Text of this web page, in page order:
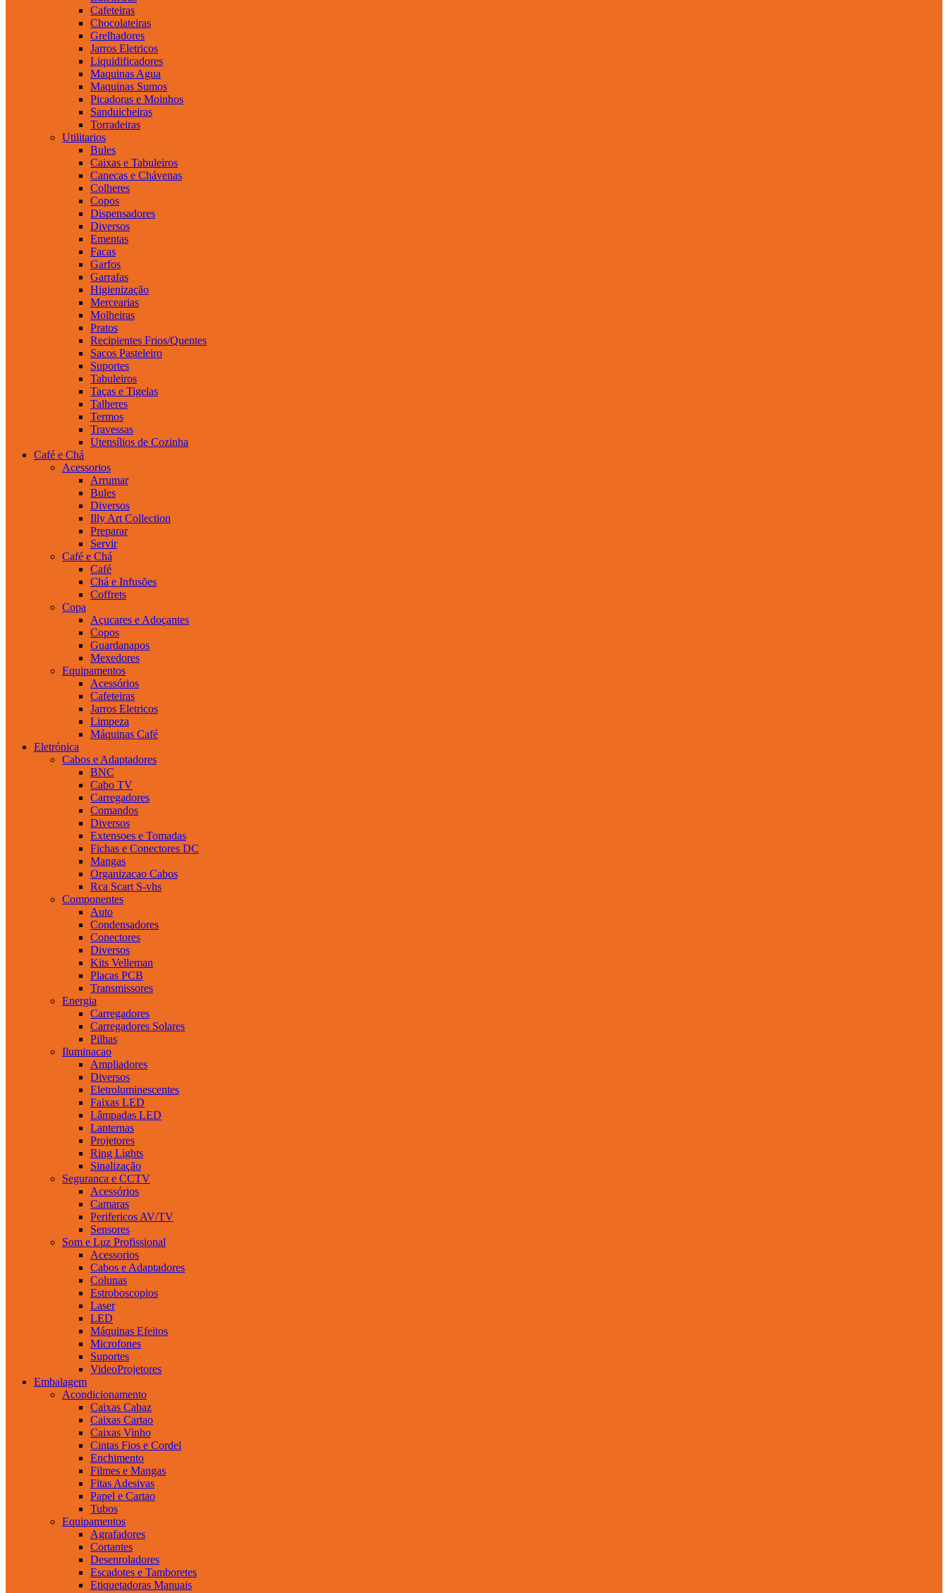
Cafeteiras
Chocolateiras
Grelhadores
Jarros Eletricos
Liquidificadores
Maquinas Agua
Maquinas Sumos
Picadoras e Moinhos
Sanduicheiras
Torradeiras
Utilitarios
Bules
Caixas e Tabuleiros
Canecas e Chávenas
Colheres
Copos
Dispensadores
Diversos
Ementas
Facas
Garfos
Garrafas
Higienização
Mercearias
Molheiras
Pratos
Recipientes Frios/Quentes
Sacos Pasteleiro
Suportes
Tabuleiros
Taças e Tigelas
Talheres
Termos
Travessas
Utensílios de Cozinha
Café e Chá
Acessorios
Arrumar
Bules
Diversos
Illy Art Collection
Preparar
Servir
Café e Chá
Café
Chá e Infusões
Coffrets
Copa
Açucares e Adoçantes
Copos
Guardanapos
Mexedores
Equipamentos
Acessórios
Cafeteiras
Jarros Eletricos
Limpeza
Máquinas Café
Eletrónica
Cabos e Adaptadores
BNC
Cabo TV
Carregadores
Comandos
Diversos
Extensoes e Tomadas
Fichas e Conectores DC
Mangas
Organizacao Cabos
Rca Scart S-vhs
Componentes
Auto
Condensadores
Conectores
Diversos
Kits Velleman
Placas PCB
Transmissores
Energia
Carregadores
Carregadores Solares
Pilhas
Iluminacao
Ampliadores
Diversos
Eletroluminescentes
Faixas LED
Lâmpadas LED
Lanternas
Projetores
Ring Lights
Sinalização
Seguranca e CCTV
Acessórios
Camaras
Perifericos AV/TV
Sensores
Som e Luz Profissional
Acessorios
Cabos e Adaptadores
Colunas
Estroboscopios
Laser
LED
Máquinas Efeitos
Microfones
Suportes
VideoProjetores
Embalagem
Acondicionamento
Caixas Cabaz
Caixas Cartao
Caixas Vinho
Cintas Fios e Cordel
Enchimento
Filmes e Mangas
Fitas Adesivas
Papel e Cartao
Tubos
Equipamentos
Agrafadores
Cortantes
Desenroladores
Escadotes e Tamboretes
Etiquetadoras Manuais